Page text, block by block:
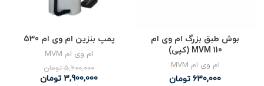
بوش طبق بزرگ ام وی ام
MVM 110 (کپی)
ام وی ام MVM
630,000 تومان
پمپ بنزین ام وی ام 530
ام وی ام MVM
5,200,000 تومان
3,900,000 تومان